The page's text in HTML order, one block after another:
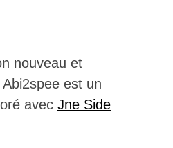
nouveau et
Abi2spee est un
avec Jne Side